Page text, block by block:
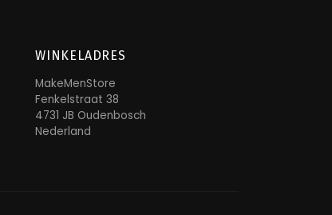
WINKELADRES
MakeMenStore
Fenkelstraat 38
4731 JB Oudenbosch
Nederland